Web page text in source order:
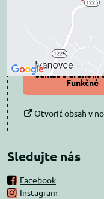
Prajete si načítať
Povoliť
Povoliť a
súhlas s druhom
Funkčné
Otvoriť obsah v
Sledujte nás
Facebook
Instagram